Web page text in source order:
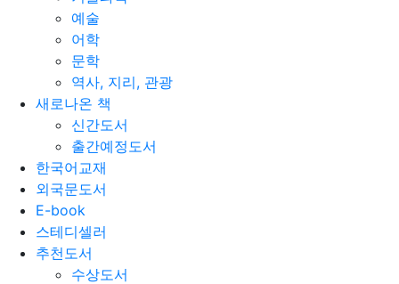
예술
어학
문학
역사, 지리, 관광
새로나온 책
신간도서
출간예정도서
한국어교재
외국문도서
E-book
스테디셀러
추천도서
수상도서